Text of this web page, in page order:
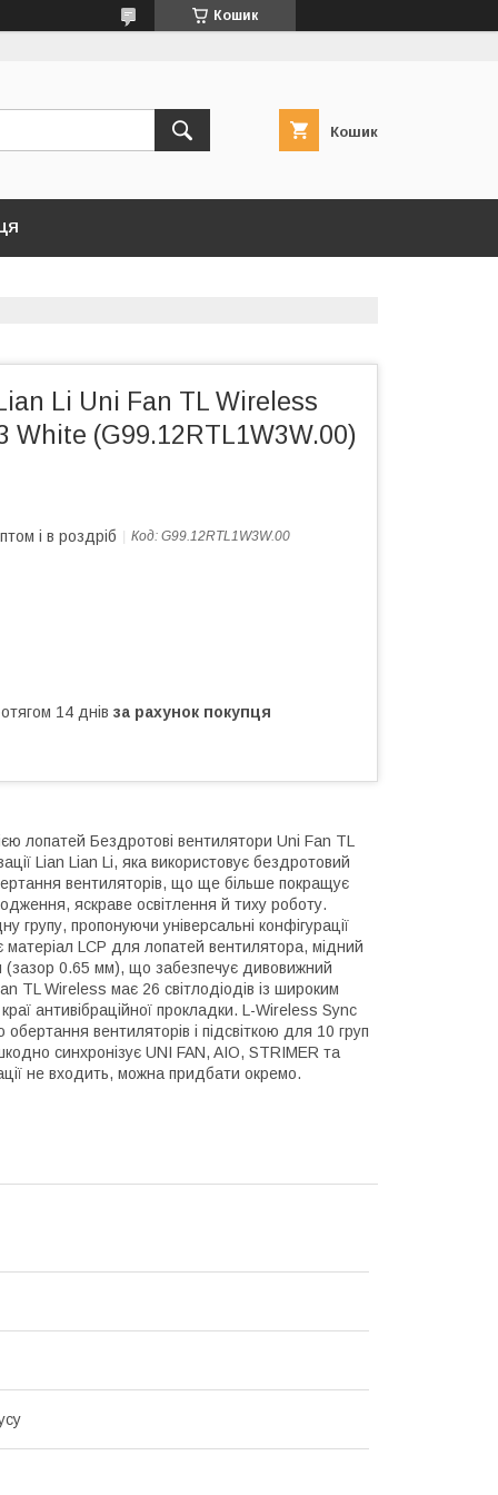
Кошик
Кошик
Li Uni Fan TL Wireless
White (G99.12RTL1W3W.00)
і в роздріб Код: G99.12RTL1W3W.00
14 днів за рахунок покупця
лопатей Бездротові вентилятори Uni Fan TL
Lian Lian Li, яка використовує бездротовий
вентиляторів, що ще більше покращує
яскраве освітлення й тиху роботу.
пропонуючи універсальні конфігурації
LCP для лопатей вентилятора, мідний
(зазор 0.65 мм), що забезпечує дивовижний
TL Wireless має 26 світлодіодів із широким
антивібраційної прокладки. L-Wireless Sync
вентиляторів і підсвіткою для 10 груп
синхронізує UNI FAN, AIO, STRIMER та
не входить, можна придбати окремо.